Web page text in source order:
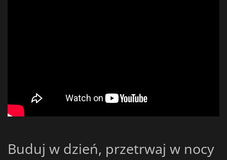
Buduj w dzień, przetrwaj w nocy